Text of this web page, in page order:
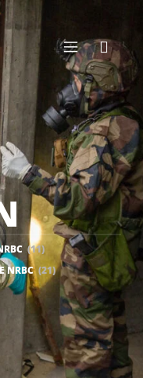
(11)
NRBC(21)